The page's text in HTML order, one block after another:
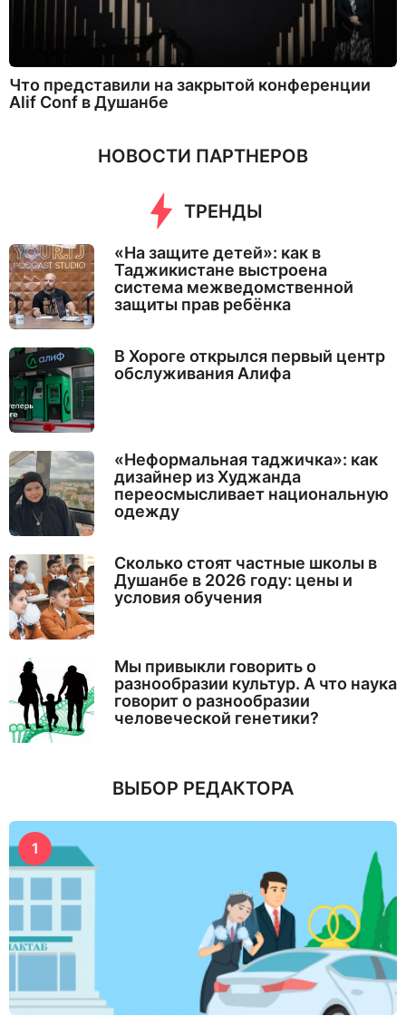
Что представили на закрытой конференции
Alif Conf в Душанбе
НОВОСТИ ПАРТНЕРОВ
ТРЕНДЫ
«На защите детей»: как в
Таджикистане выстроена
система межведомственной
защиты прав ребёнка
В Хороге открылся первый центр
обслуживания Алифа
«Неформальная таджичка»: как
дизайнер из Худжанда
переосмысливает национальную
одежду
Сколько стоят частные школы в
Душанбе в 2026 году: цены и
условия обучения
Мы привыкли говорить о
разнообразии культур. А что наука
говорит о разнообразии
человеческой генетики?
ВЫБОР РЕДАКТОРА
1